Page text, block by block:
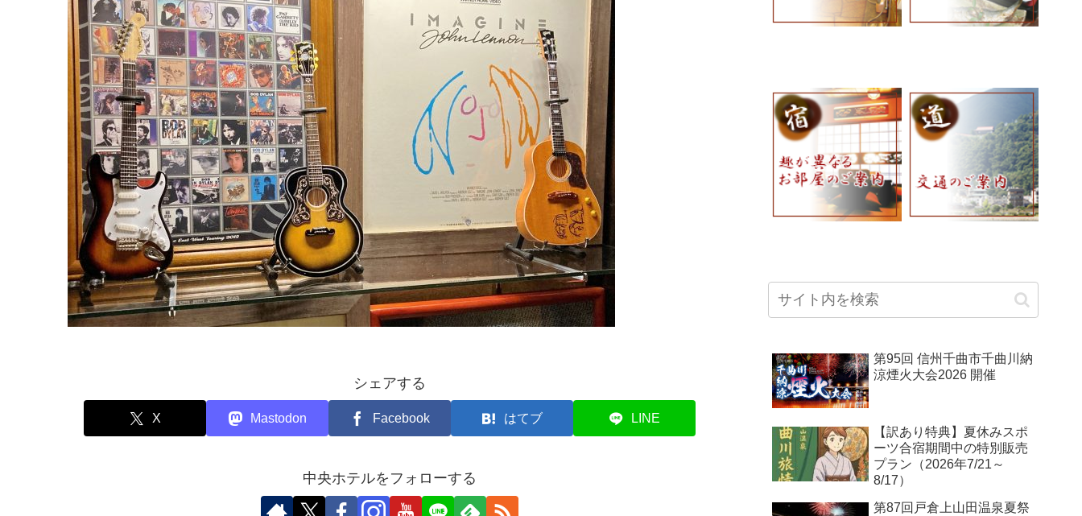
シェアする
X Mastodon Facebook はてブ LINE
中央ホテルをフォローする
第95回 信州千曲市千曲川納
涼煙火大会2026 開催
【訳あり特典】夏休みスポ
ーツ合宿期間中の特別販売
プラン（2026年7/21～
8/17）
第87回戸倉上山田温泉夏祭